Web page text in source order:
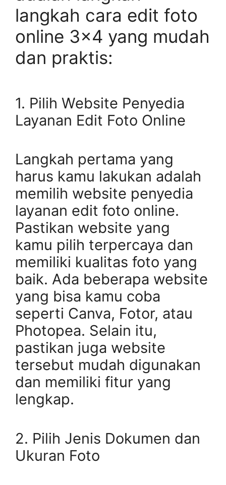
langkah cara edit foto
online 3×4 yang mudah
dan praktis:
1. Pilih Website Penyedia
Layanan Edit Foto Online
Langkah pertama yang
harus kamu lakukan adalah
memilih website penyedia
layanan edit foto online.
Pastikan website yang
kamu pilih terpercaya dan
memiliki kualitas foto yang
baik. Ada beberapa website
yang bisa kamu coba
seperti Canva, Fotor, atau
Photopea. Selain itu,
pastikan juga website
tersebut mudah digunakan
dan memiliki fitur yang
lengkap.
2. Pilih Jenis Dokumen dan
Ukuran Foto